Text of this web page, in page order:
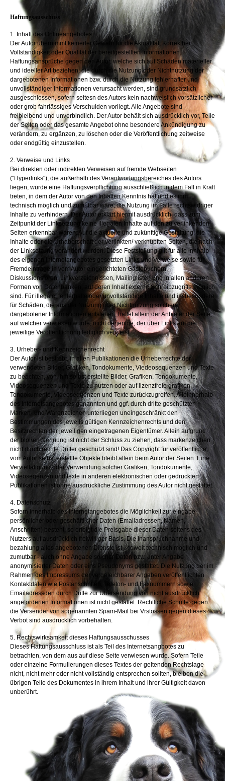
Haftungsausschuss
1. Inhalt des Onlineangebotes
Der Autor übernimmt keinerlei Gewähr für die Aktualität, Korrektheit,
Vollständigkeit oder Qualität der bereitgestellten Informationen.
Haftungsansprüche gegen den Autor, welche sich auf Schäden materieller
und ideeller Art beziehen, die durch die Nutzung oder Nichtnutzung der
dargebotenen Informationen bzw. durch die Nutzung fehlerhafter und
unvollständiger Informationen verursacht werden, sind grundsätzlich
ausgeschlossen, sofern seitesn des Autors kein nachweislich vorsätzlicher
oder grob fahrlässiges Verschulden vorliegt. Alle Angebote sind
freibleibend und unverbindlich. Der Autor behält sich ausdrücklich vor, Teile
der Seiten oder das gesamte Angebot ohne besondere Ankündigung zu
verändern, zu ergänzen, zu löschen oder die Veröffentlichung zeitweise
oder endgültig einzustellen.
2. Verweise und Links
Bei direkten oder indirekten Verweisen auf fremde Webseiten
("Hyperlinks"), die außerhalb des Verantwortungsbereiches des Autors
liegen, würde eine Haftungsverpflichtung ausschließlich in dem Fall in Kraft
treten, in dem der Autor von den Inhalten Kenntnis hat und es ihm
technisch möglich und zumutbar wäre, die Nutzung im Falle rechtswidriger
Inhalte zu verhindern. Der Autor erklärt hiermit ausdrücklich, dass zum
Zeitpunkt der Linksetzung keine illegalen Inhalte auf den zu verlinkenden
Seiten erkennbar waren. Auf die aktuelle und zukünftige Gestaltung, die
Inhalte oder die Urhaberschaft der verlinkten/ verknüpften Seiten, die nach
der Linksetzung verändert wurden. Diese Feststellung gilt für alle innhalb
des eigenen Internetangebotes gesetzten Links und Verweise sowie für
Fremdeinträge in vom Autor eingerichteten Gästebuchern,
Diskussionsforen, Linkverzeichnissen, Mailinglisten und in allen anderen
Formen von Datenbanken, auf deren Inhalt externe Schreibzugriffe möglich
sind. Für illegale, fehlerhafte oder unvollständige Inhalte und insbesondere
für Schäden, die aus der Nutzung oder Nichtnutzung solcherart
dargebotener Informationen entstehen, haftet allein der Anbieter der Seite,
auf welcher verwiesen wurde, nicht derjenige, der über Links auf die
jeweilige Veröffentlichung lediglich verweist.
3. Urheber- und Kennzeichenrecht
Der Autor ist bestrebt, in allen Publikationen die Urheberrechte der
verwendeten Bilder, Grafiken, Tondokumente, Viedeosequenzen und Texte
zu beachten, von ihm selbst erstellte Bilder, Grafiken, Tondokumente,
Videosequenzen und Texte zu nutzen oder auf lizenzfreie grafiken,
Tondokumente, Videosequenzen und Texte zurückzugreifen. Alleinnerhalb
des Internetsangebotes genannten und ggf. durch dritte geschützten
Marken- und Warenzeichen unterliegen uneingeschränkt den
Bestimmungen des jeweils gültigen Kennzeichenrechts und den
Besitzrechten der jeweiligen eingetragenen Eigentümer. Allein aufgrund
der bloßen Nennung ist nicht der Schluss zu ziehen, dass markenzeichen
nicht durch rechte Dritter geschützt sind! Das Copyright für veröffentliche,
vom Autor selbst erstellte Objekte bleibt allein beim Autor der Seiten. Eine
Vervielfäligung oder Verwendung solcher Grafiken, Tondokumente,
Videoseqenzen und texte in anderen elektronischen oder gedruckten
Publikationen ist ohne ausdrückliche Zustimmung des Autor nicht gestattet.
4. Datenschutz
Sofern innerhalb des Internetangebotes die Möglichkeit zur eingabe
persönlicher oder geschäftlicher Daten (Emailadressen, Namen,
Anschriften) besteht, so erfolgt die Preisgabe dieser Daten seitens des
Nutzers auf ausdrücklich freiwilliger Basis. Die Inanspruchnahme und
bezahlung alles angebotenen Dienste ist - soweit technisch möglich und
zumutbar - auch ohne Angabe solcher Daten bzw. unter Angabe
anonymisierter Daten oder eins Pseudonyms gestattet. Die Nutzung der im
Rahmen des Impressums der vergeleichbarer Angaben veröffentlichten
Kontaktdaten wie Postanschriften, Telefon- und Faxnummern sowie
Emailadressden durch Dritte zur Übersendung von nicht ausdrücklich
angeforderten Informationen ist nicht gestattet. Rechtliche Schritte gegen
die Versender von sogenannten Spam-Mail bei Vrstössen gegen dieses
Verbot sind ausdrücklich vorbehalten.
5. Rechtswirksamkeit dieses Haftungsausschusses
Dieses Haftungsausschluss ist als Teil des Internetsangbotes zu
betrachten, von dem aus auf diese Seite verwiesen wurde. Sofern Teile
oder einzelne Formulierungen dieses Textes der geltenden Rechtslage
nicht, nicht mehr oder nicht vollständig entsprechen sollten, bleiben die
übrigen Teile des Dokumentes in ihrem Inhalt und ihrer Gültigkeit davon
unberührt.